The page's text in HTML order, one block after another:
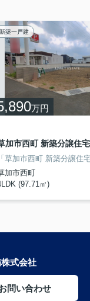
新築一戸建
万円
加市西町 新築分譲住
加市西町
(97.71㎡)
式会社
問い合わせ